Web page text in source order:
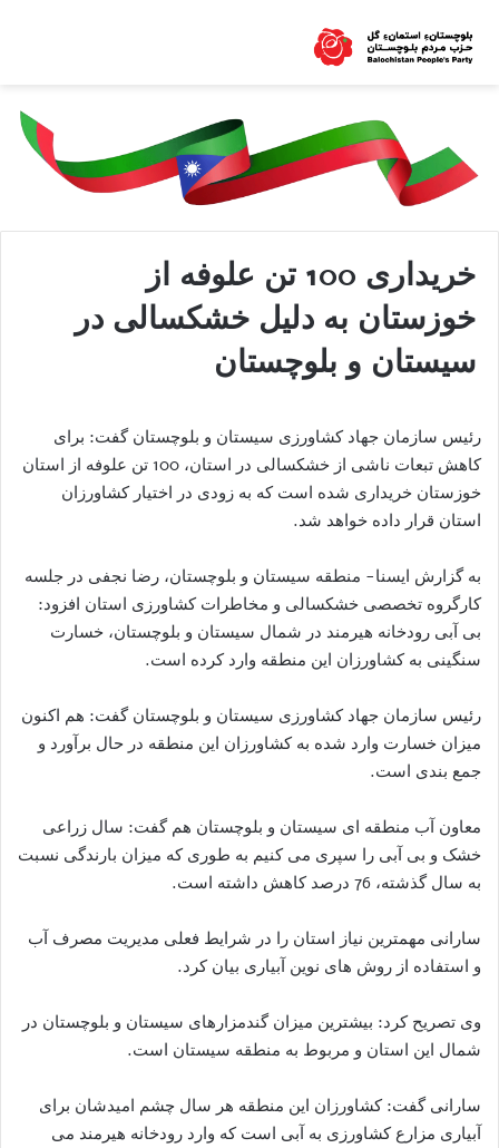
خریداری 100 تن علوفه از
خوزستان به دلیل خشکسالی در
سیستان و بلوچستان
رئیس سازمان جهاد کشاورزی سیستان و بلوچستان گفت: برای
کاهش تبعات ناشی از خشکسالی در استان، 100 تن علوفه از استان
خوزستان خریداری شده است که به زودی در اختیار کشاورزان
استان قرار داده خواهد شد.
به گزارش ایسنا- منطقه سیستان و بلوچستان، رضا نجفی در جلسه
کارگروه تخصصی خشکسالی و مخاطرات کشاورزی استان افزود:
بی آبی رودخانه هیرمند در شمال سیستان و بلوچستان، خسارت
سنگینی به کشاورزان این منطقه وارد کرده است.
رئیس سازمان جهاد کشاورزی سیستان و بلوچستان گفت: هم اکنون
میزان خسارت وارد شده به کشاورزان این منطقه در حال برآورد و
جمع بندی است.
معاون آب منطقه ای سیستان و بلوچستان هم گفت: سال زراعی
خشک و بی آبی را سپری می کنیم به طوری که میزان بارندگی نسبت
به سال گذشته، 76 درصد کاهش داشته است.
سارانی مهمترین نیاز استان را در شرایط فعلی مدیریت مصرف آب
و استفاده از روش های نوین آبیاری بیان کرد.
وی تصریح کرد: بیشترین میزان گندمزارهای سیستان و بلوچستان در
شمال این استان و مربوط به منطقه سیستان است.
سارانی گفت: کشاورزان این منطقه هر سال چشم امیدشان برای
آبیاری مزارع کشاورزی به آبی است که وارد رودخانه هیرمند می